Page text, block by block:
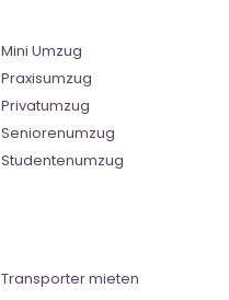
Mini Umzug
Praxisumzug
Privatumzug
Seniorenumzug
Studentenumzug
Transporter mieten